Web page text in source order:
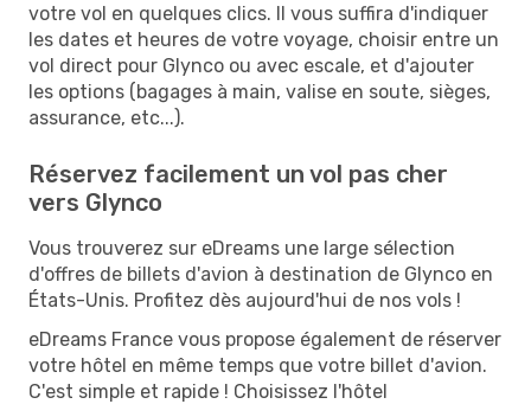
votre vol en quelques clics. Il vous suffira d'indiquer
les dates et heures de votre voyage, choisir entre un
vol direct pour Glynco ou avec escale, et d'ajouter
les options (bagages à main, valise en soute, sièges,
assurance, etc...).
Réservez facilement un vol pas cher
vers Glynco
Vous trouverez sur eDreams une large sélection
d'offres de billets d'avion à destination de Glynco en
États-Unis. Profitez dès aujourd'hui de nos vols !
eDreams France vous propose également de réserver
votre hôtel en même temps que votre billet d'avion.
C'est simple et rapide ! Choisissez l'hôtel